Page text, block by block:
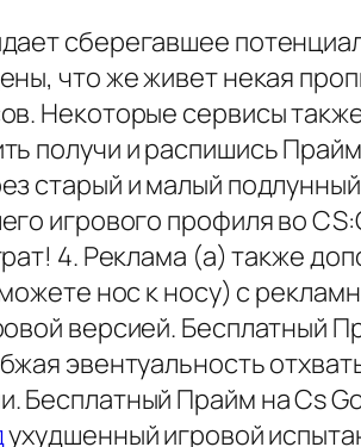
сберегавшее
что же живет некая
Некоторые сервисы
получи и распишись
старый и малый
игрового профиля во
4. Реклама (а) также
нос к носу) с
версией. Бесплатный
эвентуальность
Бесплатный Прайм на Cs
ухудшенный игровой